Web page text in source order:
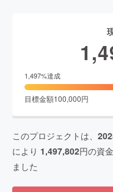
1,497%達成
目標金額100,000円
このプロジェクトは、
により 1,497,802円の資
ました